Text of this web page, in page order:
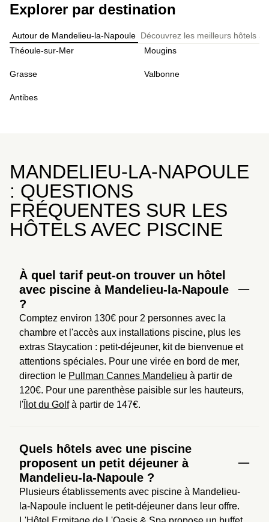
Explorer par destination
Autour de Mandelieu-la-Napoule Découvrez les meilleurs hôtels
Théoule-sur-Mer
Mougins
Grasse Valbonne
Antibes
MANDELIEU-LA-NAPOULE
: QUESTIONS
FRÉQUENTES SUR LES
HÔTELS AVEC PISCINE
À quel tarif peut-on trouver un hôtel
avec piscine à Mandelieu-la-Napoule
?
Comptez environ 130€ pour 2 personnes avec la
chambre et l'accès aux installations piscine, plus les
extras Staycation : petit-déjeuner, kit de bienvenue et
attentions spéciales. Pour une virée en bord de mer,
direction le Pullman Cannes Mandelieu à partir de
120€. Pour une parenthèse paisible sur les hauteurs,
l' Îlot du Golf à partir de 147€.
Quels hôtels avec une piscine
proposent un petit déjeuner à
Mandelieu-la-Napoule ?
Plusieurs établissements avec piscine à Mandelieu-
la-Napoule incluent le petit-déjeuner dans leur offre.